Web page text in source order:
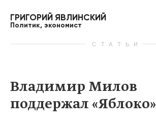
ГРИГОРИЙ ЯВЛИНСКИЙ
Политик, экономист
СТАТЬИ
Владимир Милов
поддержал «Яблоко»